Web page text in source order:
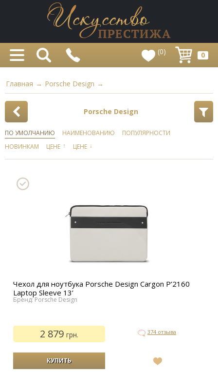
(0) 0
Главная → Porsche Design →
Porsche Design
ПО УМОЛЧАНИЮ НАИМЕНОВАНИЮ
ПОПУЛЯРНОСТИ
НОВИНКАМ
ЦЕНЕ ↑ ЦЕНЕ ↓
Чехол для ноутбука Porsche Design Cargon P’2160
Laptop Sleeve 13’
Бренд: Porsche Design
2 879грн. 374 отзыва